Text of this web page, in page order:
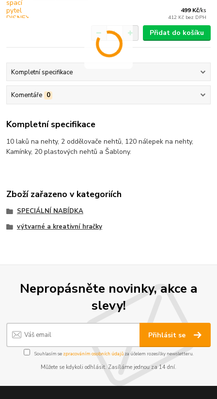
499 Kč/ks
412 Kč bez DPH
Přidat do košíku
Kompletní specifikace
Komentáře 0
Kompletní specifikace
10 laků na nehty, 2 oddělovače nehtů, 120 nálepek na nehty,
Kamínky, 20 plastových nehtů a Šablony.
Zboží zařazeno v kategoriích
SPECIÁLNÍ NABÍDKA
výtvarné a kreativní hračky
Nepropásněte novinky, akce a
slevy!
Přihlásit se
Souhlasím se zpracováním osobních údajůza účelem rozesílky newsletteru.
Můžete se kdykoli odhlásit. Zasíláme jednou za 14 dní.